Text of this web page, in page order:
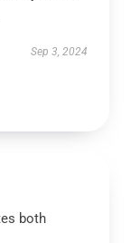
Sep 3, 2024
both